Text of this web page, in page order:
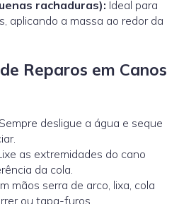
rachaduras): Ideal para
aplicando a massa ao redor da
Reparos em Canos
Sempre desligue a água e seque
as extremidades do cano
da cola.
mãos serra de arco, lixa, cola
ou tapa-furos.